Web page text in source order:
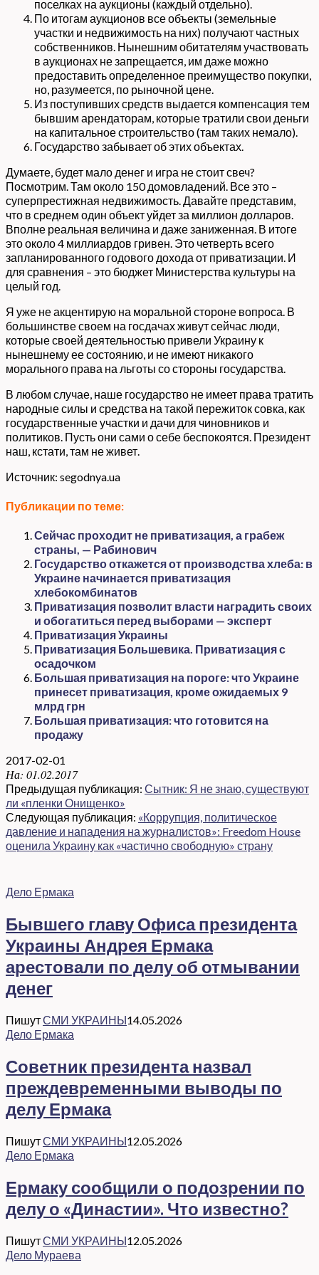
поселках на аукционы (каждый отдельно).
По итогам аукционов все объекты (земельные
участки и недвижимость на них) получают частных
собственников. Нынешним обитателям участвовать
в аукционах не запрещается, им даже можно
предоставить определенное преимущество покупки,
но, разумеется, по рыночной цене.
Из поступивших средств выдается компенсация тем
бывшим арендаторам, которые тратили свои деньги
на капитальное строительство (там таких немало).
Государство забывает об этих объектах.
Думаете, будет мало денег и игра не стоит свеч?
Посмотрим. Там около 150 домовладений. Все это –
суперпрестижная недвижимость. Давайте представим,
что в среднем один объект уйдет за миллион долларов.
Вполне реальная величина и даже заниженная. В итоге
это около 4 миллиардов гривен. Это четверть всего
запланированного годового дохода от приватизации. И
для сравнения – это бюджет Министерства культуры на
целый год.
Я уже не акцентирую на моральной стороне вопроса. В
большинстве своем на госдачах живут сейчас люди,
которые своей деятельностью привели Украину к
нынешнему ее состоянию, и не имеют никакого
морального права на льготы со стороны государства.
В любом случае, наше государство не имеет права тратить
народные силы и средства на такой пережиток совка, как
государственные участки и дачи для чиновников и
политиков. Пусть они сами о себе беспокоятся. Президент
наш, кстати, там не живет.
Источник: segodnya.ua
Публикации по теме:
Сейчас проходит не приватизация, а грабеж
страны, — Рабинович
Государство откажется от производства хлеба: в
Украине начинается приватизация
хлебокомбинатов
Приватизация позволит власти наградить своих
и обогатиться перед выборами — эксперт
Приватизация Украины
Приватизация Большевика. Приватизация с
осадочком
Большая приватизация на пороге: что Украине
принесет приватизация, кроме ожидаемых 9
млрд грн
Большая приватизация: что готовится на
продажу
2017-02-01
На: 01.02.2017
Предыдущая публикация: Сытник: Я не знаю, существуют
ли «пленки Онищенко»
Следующая публикация: «Коррупция, политическое
давление и нападения на журналистов»: Freedom House
оценила Украину как «частично свободную» страну
Дело Ермака
Бывшего главу Офиса президента
Украины Андрея Ермака
арестовали по делу об отмывании
денег
ПишутСМИ УКРАИНЫ14.05.2026
Дело Ермака
Советник президента назвал
преждевременными выводы по
делу Ермака
ПишутСМИ УКРАИНЫ12.05.2026
Дело Ермака
Ермаку сообщили о подозрении по
делу о «Династии». Что известно?
ПишутСМИ УКРАИНЫ12.05.2026
Дело Мураева